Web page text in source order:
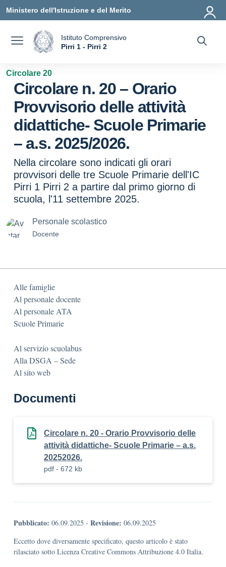
Ministero dell'Istruzione e del Merito
Istituto Comprensivo
Pirri 1 - Pirri 2
Circolare 20
Circolare n. 20 – Orario
Provvisorio delle attività
didattiche- Scuole Primarie
– a.s. 2025/2026.
Nella circolare sono indicati gli orari
provvisori delle tre Scuole Primarie dell'IC
Pirri 1 Pirri 2 a partire dal primo giorno di
scuola, l'11 settembre 2025.
Personale scolastico
Docente
Alle famiglie
Al personale docente
Al personale ATA
Scuole Primarie
Al servizio scuolabus
Alla DSGA – Sede
Al sito web
Documenti
Circolare n. 20 - Orario Provvisorio delle
attività didattiche- Scuole Primarie – a.s.
20252026.
pdf - 672 kb
Pubblicato: 06.09.2025 - Revisione: 06.09.2025
Eccetto dove diversamente specificato, questo articolo è stato
rilasciato sotto Licenza Creative Commons Attribuzione 4.0 Italia.